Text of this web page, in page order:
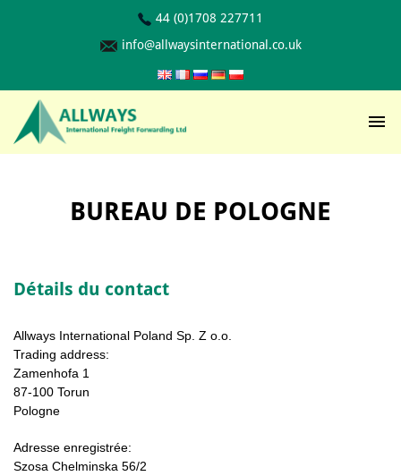
44 (0)1708 227711
info@allwaysinternational.co.uk
BUREAU DE POLOGNE
Détails du contact
Allways International Poland Sp. Z o.o.
Trading address:
Zamenhofa 1
87-100 Torun
Pologne
Adresse enregistrée:
Szosa Chelminska 56/2